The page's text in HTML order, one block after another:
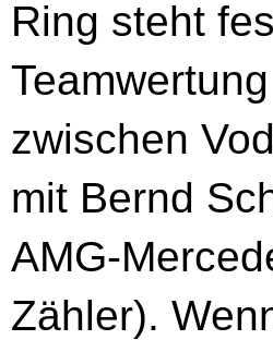
Ring steht
zwischen
mit Bernd
AMG-
Zähler).